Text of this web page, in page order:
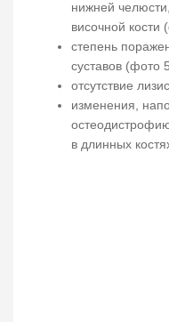
нижней
височной кости
степень
суставов (фото
отсутствие
изменения,
в длинных